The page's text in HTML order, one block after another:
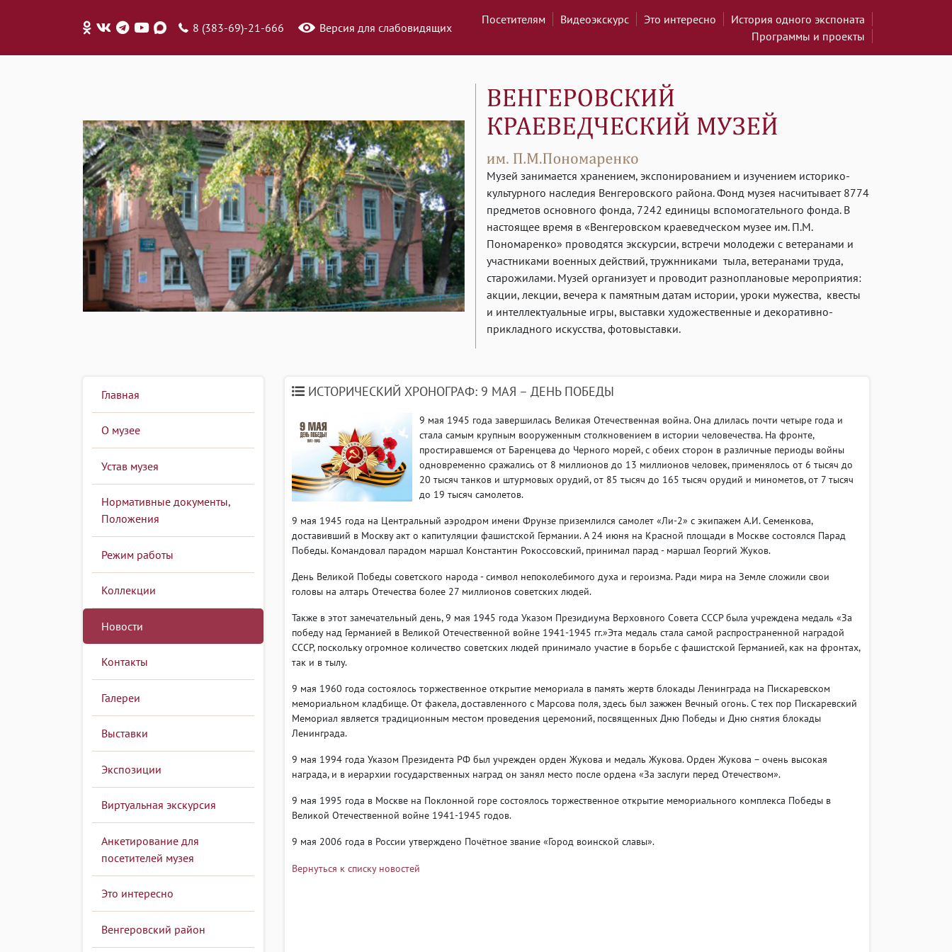
8 (383-69)-21-666 Версия для слабовидящих
Посетителям Видеоэкскурс Это интересно
История одного экспоната
Программы и проекты
Музей занимается хранением, экспонированием и изучением историко-
культурного наследия Венгеровского района. Фонд музея насчитывает 8774
предметов основного фонда, 7242 единицы вспомогательного фонда. В
настоящее время в «Венгеровском краеведческом музее им. П.М.
Пономаренко» проводятся экскурсии, встречи молодежи с ветеранами и
участниками военных действий, тружнниками тыла, ветеранами труда,
старожилами. Музей организует и проводит разноплановые мероприятия:
акции, лекции, вечера к памятным датам истории, уроки мужества, квесты
и интеллектуальные игры, выставки художественные и декоративно-
прикладного искусства, фотовыставки.
Главная
О музее
Устав музея
Нормативные документы,
Положения
Режим работы
Коллекции
Новости
Контакты
Галереи
Выставки
Экспозиции
Виртуальная экскурсия
Анкетирование для
посетителей музея
Это интересно
Венгеровский район
ИСТОРИЧЕСКИЙ ХРОНОГРАФ: 9 МАЯ – ДЕНЬ ПОБЕДЫ
9 мая 1945 года завершилась Великая Отечественная война. Она длилась почти четыре года и
стала самым крупным вооруженным столкновением в истории человечества. На фронте,
простиравшемся от Баренцева до Черного морей, с обеих сторон в различные периоды войны
одновременно сражались от 8 миллионов до 13 миллионов человек, применялось от 6 тысяч до
20 тысяч танков и штурмовых орудий, от 85 тысяч до 165 тысяч орудий и минометов, от 7 тысяч
до 19 тысяч самолетов.
9 мая 1945 года на Центральный аэродром имени Фрунзе приземлился самолет «Ли-2» с экипажем А.И. Семенкова,
доставивший в Москву акт о капитуляции фашистской Германии. А 24 июня на Красной площади в Москве состоялся Парад
Победы. Командовал парадом маршал Константин Рокоссовский, принимал парад - маршал Георгий Жуков.
День Великой Победы советского народа - символ непоколебимого духа и героизма. Ради мира на Земле сложили свои
головы на алтарь Отечества более 27 миллионов советских людей.
Также в этот замечательный день, 9 мая 1945 года Указом Президиума Верховного Совета СССР была учреждена медаль «За
победу над Германией в Великой Отечественной войне 1941-1945 гг.»Эта медаль стала самой распространенной наградой
СССР, поскольку огромное количество советских людей принимало участие в борьбе с фашистской Германией, как на фронтах,
так и в тылу.
9 мая 1960 года состоялось торжественное открытие мемориала в память жертв блокады Ленинграда на Пискаревском
мемориальном кладбище. От факела, доставленного с Марсова поля, здесь был зажжен Вечный огонь. С тех пор Пискаревский
Мемориал является традиционным местом проведения церемоний, посвященных Дню Победы и Дню снятия блокады
Ленинграда.
9 мая 1994 года Указом Президента РФ был учрежден орден Жукова и медаль Жукова. Орден Жукова – очень высокая
награда, и в иерархии государственных наград он занял место после ордена «За заслуги перед Отечеством».
9 мая 1995 года в Москве на Поклонной горе состоялось торжественное открытие мемориального комплекса Победы в
Великой Отечественной войне 1941-1945 годов.
9 мая 2006 года в России утверждено Почётное звание «Город воинской славы».
Вернуться к списку новостей